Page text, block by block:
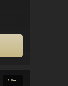
6 Фото